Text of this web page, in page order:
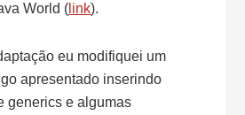
World ( link).
eu modifiquei um
apresentado inserindo
generics e algumas